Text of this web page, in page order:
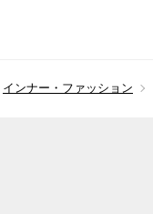
インナー・ファッション